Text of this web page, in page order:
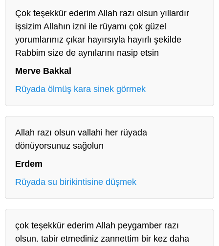
Çok teşekkür ederim Allah razı olsun yıllardır
işsizim Allahın izni ile rüyamı çok güzel
yorumlarınız çıkar hayırsıyla hayırlı şekilde
Rabbim size de aynılarını nasip etsin
Merve Bakkal
Rüyada ölmüş kara sinek görmek
Allah razı olsun vallahi her rüyada
dönüyorsunuz sağolun
Erdem
Rüyada su birikintisine düşmek
çok teşekkür ederim Allah peygamber razı
olsun. tabir etmediniz zannettim bir kez daha